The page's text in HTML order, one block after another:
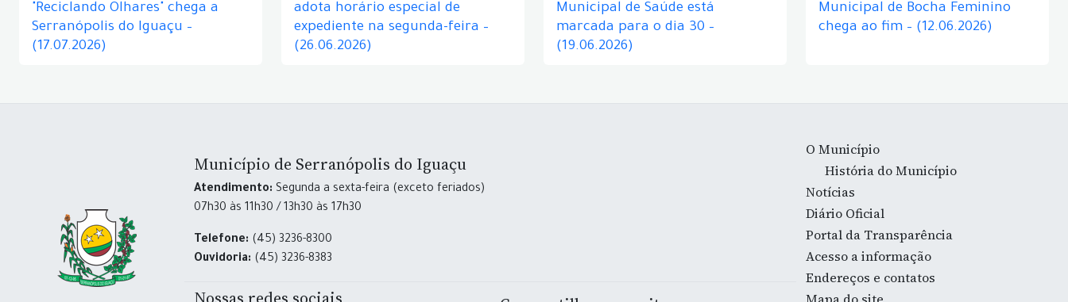
"Reciclando Olhares" chega a
Serranópolis do Iguaçu –
(17.07.2026)
adota horário especial de
expediente na segunda-feira –
(26.06.2026)
Municipal de Saúde está
marcada para o dia 30 –
(19.06.2026)
Municipal de Bocha Feminino
chega ao fim – (12.06.2026)
Município de Serranópolis do Iguaçu
Atendimento: Segunda a sexta-feira (exceto feriados)
07h30 às 11h30 / 13h30 às 17h30
Telefone: (45) 3236-8300
Ouvidoria: (45) 3236-8383
O Município
História do Município
Notícias
Diário Oficial
Portal da Transparência
Acesso a informação
Endereços e contatos